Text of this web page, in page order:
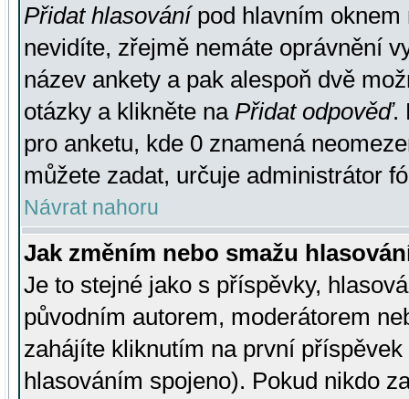
Přidat hlasovánípod hlavním oknem
nevidíte, zřejmě nemáte oprávnění
název ankety a pak alespoň dvě
otázky a klikněte na Přidat odpověď.
pro anketu, kde 0 znamená
můžete zadat, určuje administrátor
Návrat nahoru
Jak změním nebo smažu
Je to stejné jako s příspěvky,
původním autorem, moderátorem
zahájíte kliknutím na první
hlasováním spojeno). Pokud nikdo